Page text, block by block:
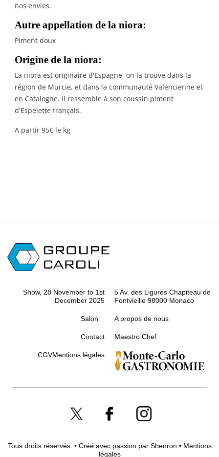
nos envies.
Autre appellation de la niora:
Piment doux
Origine de la niora:
La niora est originaire d'Espagne, on la trouve dans la
région de Murcie, et dans la communauté Valencienne et
en Catalogne. Il ressemble à son coussin piment
d'Espelette français.
A partir 95€ le kg
Show, 28 November to 1st
December 2025
5 Av. des Ligures Chapiteau de
Fontvieille 98000 Monaco
Salon
Contact
A propos de nous
Maestro Chef
CGVMentions légales
Tous droits réservés. • Créé avec passion par Shenron • Mentions
légales